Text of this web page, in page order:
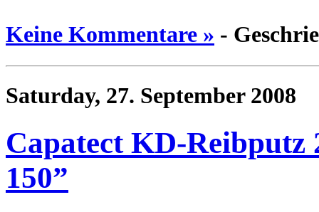
Keine Kommentare » -
Saturday, 27. September 2008
Capatect KD-Reibputz
150”